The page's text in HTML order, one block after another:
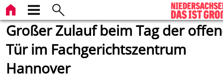
Großer Zulauf beim Tag der
Tür im Fachgerichtszentrum
Hannover